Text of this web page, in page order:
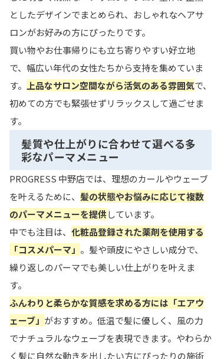
としたデザインでまとめられ、おしゃれなヘアサ
ロンがお好みの方にぴったりです。
買い物やお仕事帰りにも立ち寄りやすい好立地
で、幅広い年代の女性たちから支持を集めていま
す。
上品なサロン空間ながら活気のある雰囲気で、
初めての方でも緊張せずリラックスして過ごせま
す。
髪質や仕上がりに合わせて選べる多
彩なパーマメニュー
PROGRESS 中野店では、理想のカールやウェーブ
を叶えるために、 髪の状態やお悩みに応じて複数
のパーマメニューを提供しています。
中でも注目は、 化粧品登録された薬剤を使用する
「コスメパーマ」 。髪や頭皮にやさしい成分で、
繰り返しのパーマでも美しい仕上がりを叶えま
す。
ふんわりと柔らかな質感を求める方には「エアウ
ェーブ」 がおすすめ。低温で髪に優しく、風の力
でナチュラルなウェーブを表現できます。やわらか
く髪に自然な動きを出したい方にぴったりの施術